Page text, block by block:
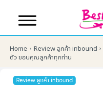
Home Review ลูกค้า inbound
ตัว ขอบคุณลูกค้าทุกท่าน
Review ลูกค้า inbound